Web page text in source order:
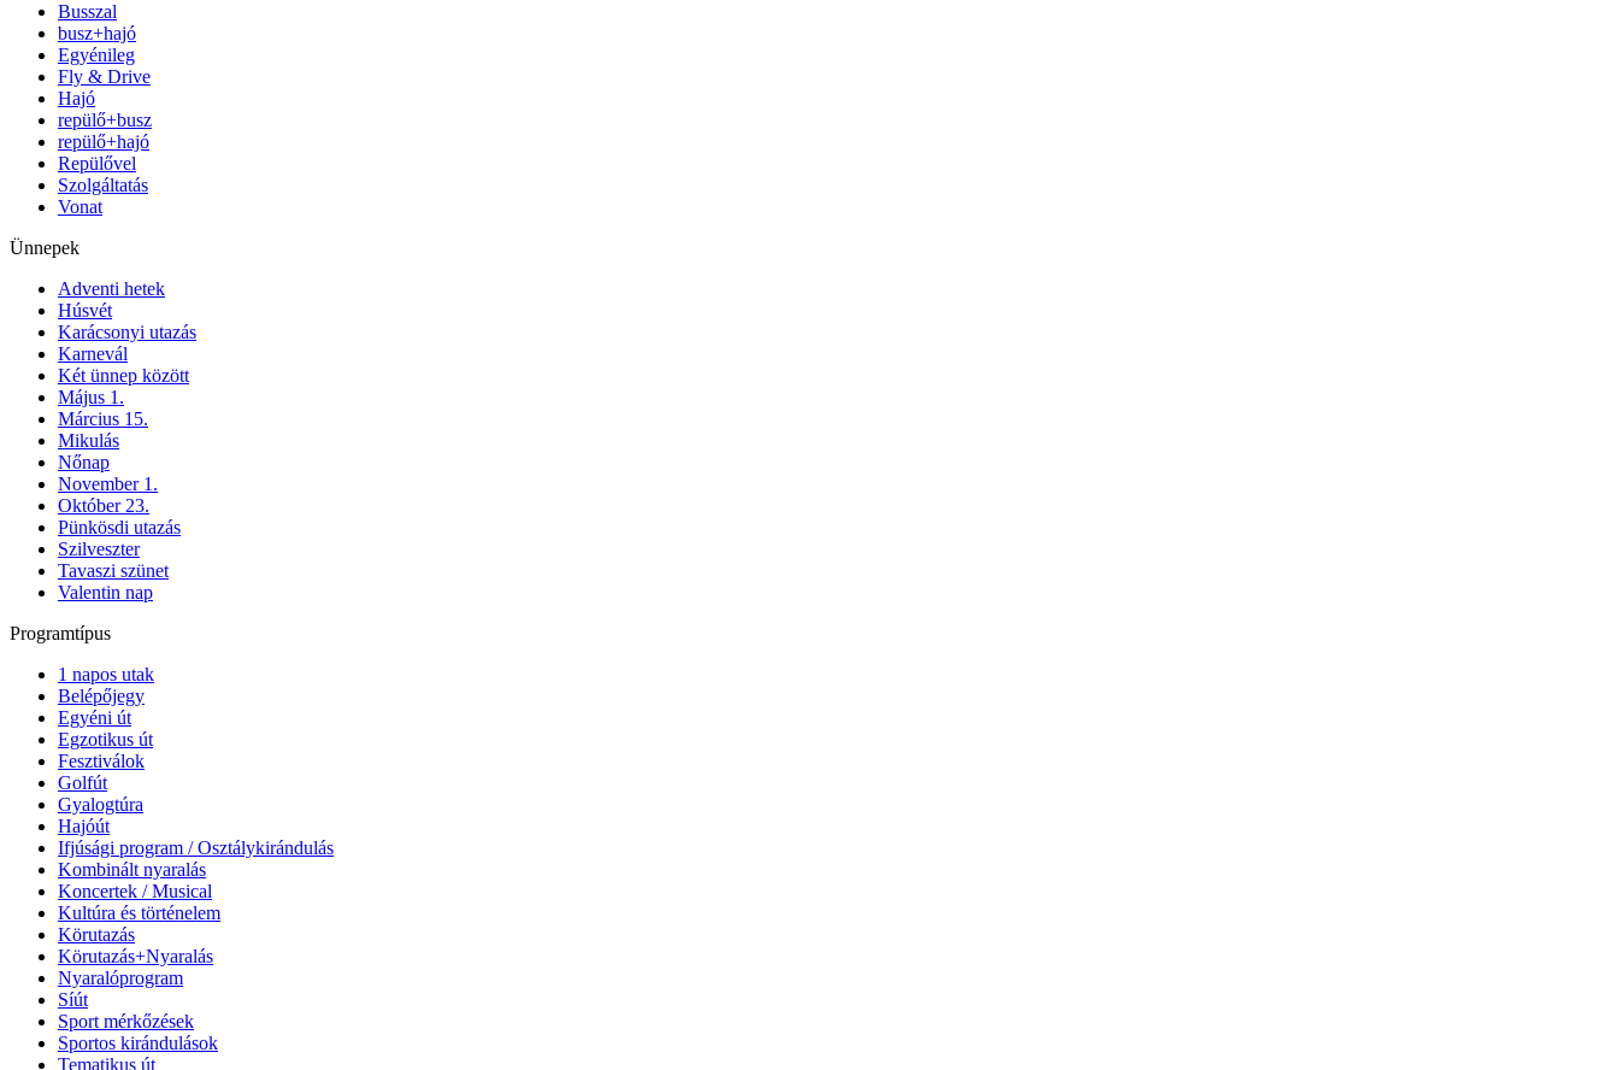
Busszal
busz+hajó
Egyénileg
Fly & Drive
Hajó
repülő+busz
repülő+hajó
Repülővel
Szolgáltatás
Vonat
Ünnepek
Adventi hetek
Húsvét
Karácsonyi utazás
Karnevál
Két ünnep között
Május 1.
Március 15.
Mikulás
Nőnap
November 1.
Október 23.
Pünkösdi utazás
Szilveszter
Tavaszi szünet
Valentin nap
Programtípus
1 napos utak
Belépőjegy
Egyéni út
Egzotikus út
Fesztiválok
Golfút
Gyalogtúra
Hajóút
Ifjúsági program / Osztálykirándulás
Kombinált nyaralás
Koncertek / Musical
Kultúra és történelem
Körutazás
Körutazás+Nyaralás
Nyaralóprogram
Síút
Sport mérkőzések
Sportos kirándulások
Tematikus út